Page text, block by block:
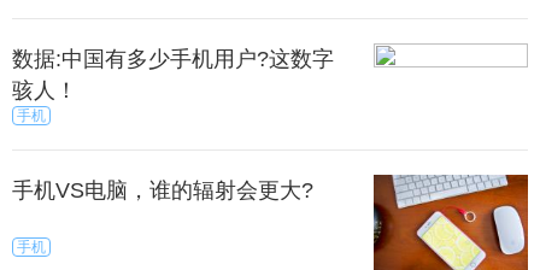
数据:中国有多少手机用户?这数字
骇人！
手机
手机VS电脑，谁的辐射会更大?
手机